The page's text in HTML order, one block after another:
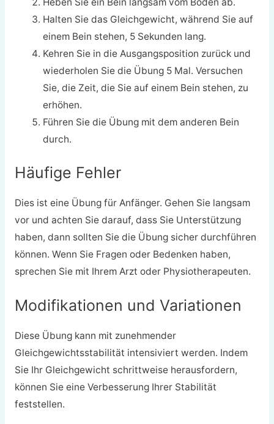
Halten Sie das Gleichgewicht, während Sie auf
einem Bein stehen, 5 Sekunden lang.
Kehren Sie in die Ausgangsposition zurück und
wiederholen Sie die Übung 5 Mal. Versuchen
Sie, die Zeit, die Sie auf einem Bein stehen, zu
erhöhen.
Führen Sie die Übung mit dem anderen Bein
durch.
Häufige Fehler
Dies ist eine Übung für Anfänger. Gehen Sie langsam
vor und achten Sie darauf, dass Sie Unterstützung
haben, dann sollten Sie die Übung sicher durchführen
können. Wenn Sie Fragen oder Bedenken haben,
sprechen Sie mit Ihrem Arzt oder Physiotherapeuten.
Modifikationen und Variationen
Diese Übung kann mit zunehmender
Gleichgewichtsstabilität intensiviert werden. Indem
Sie Ihr Gleichgewicht schrittweise herausfordern,
können Sie eine Verbesserung Ihrer Stabilität
feststellen.